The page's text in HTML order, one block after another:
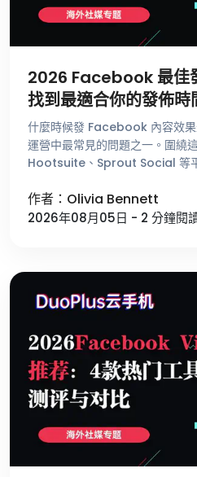
2026 Facebook 最佳
找到最適合你的發佈時
什麼時候發 Facebook 內容效
運營中最常見的問題之一。圍繞
Hootsuite、Sprout Social 等
作者：Olivia Bennett
2026年08月05日 - 2 分鐘閱